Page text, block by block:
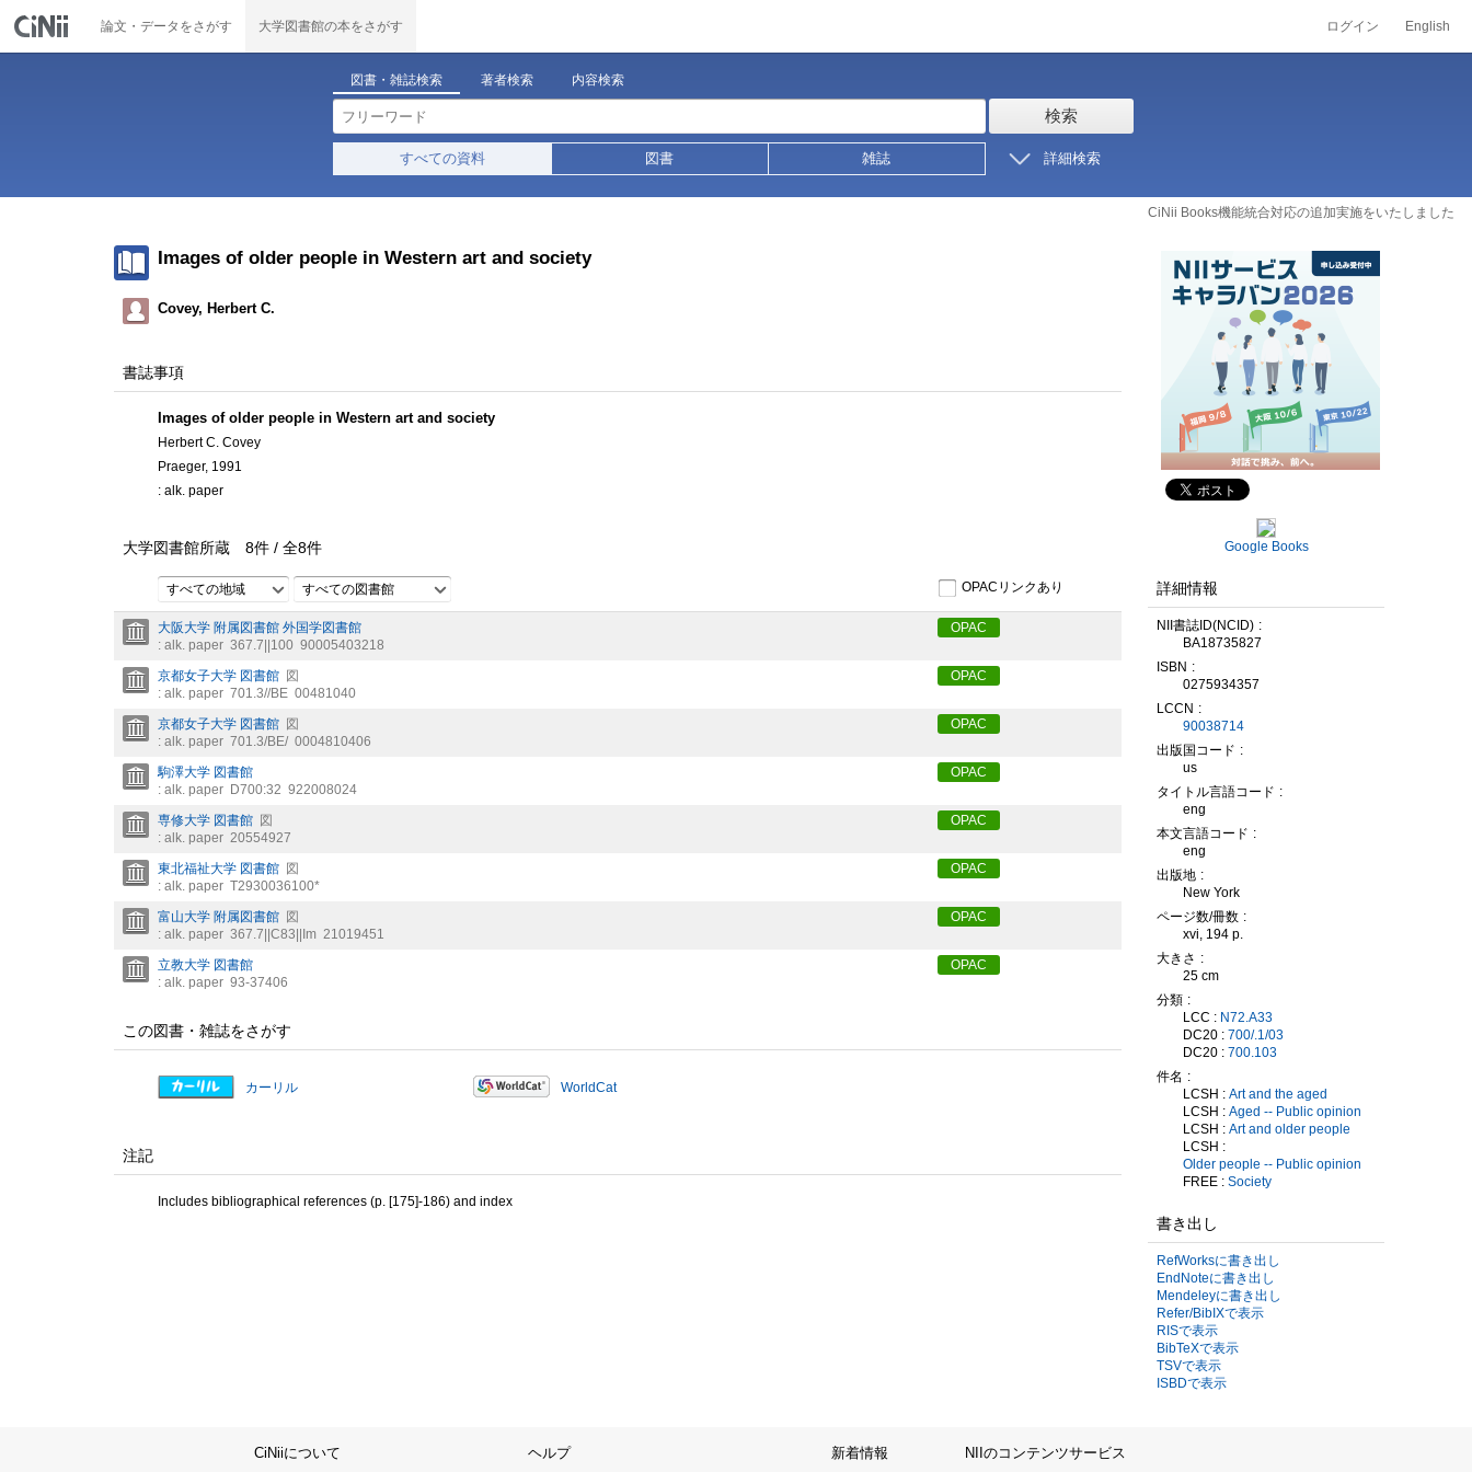
論文・データをさがす 大学図書館の本をさがす ログイン English
図書・雑誌検索 著者検索 内容検索
検索
すべての資料 図書 雑誌 詳細検索
CiNii Books機能統合対応の追加実施をいたしました
Images of older people in Western art and society
Covey, Herbert C.
書誌事項
Images of older people in Western art and society
Herbert C. Covey
Praeger, 1991
: alk. paper
大学図書館所蔵 8件 / 全8件
すべての地域 すべての図書館 OPACリンクあり
大阪大学 附属図書館 外国学図書館
: alk. paper 367.7||100 90005403218
OPAC
京都女子大学 図書館 図
: alk. paper 701.3//BE 00481040
OPAC
京都女子大学 図書館 図
: alk. paper 701.3/BE/ 0004810406
OPAC
駒澤大学 図書館
: alk. paper D700:32 922008024
OPAC
専修大学 図書館 図
: alk. paper 20554927
OPAC
東北福祉大学 図書館 図
: alk. paper T2930036100*
OPAC
富山大学 附属図書館 図
: alk. paper 367.7||C83||Im 21019451
OPAC
立教大学 図書館
: alk. paper 93-37406
OPAC
この図書・雑誌をさがす
カーリル WorldCat
注記
Includes bibliographical references (p. [175]-186) and index
Google Books
詳細情報
NII書誌ID(NCID)
BA18735827
ISBN
0275934357
LCCN
90038714
出版国コード
us
タイトル言語コード
eng
本文言語コード
eng
出版地
New York
ページ数/冊数
xvi, 194 p.
大きさ
25 cm
分類
LCC : N72.A33
DC20 : 700/.1/03
DC20 : 700.103
件名
LCSH : Art and the aged
LCSH : Aged -- Public opinion
LCSH : Art and older people
LCSH :
Older people -- Public opinion
FREE : Society
書き出し
RefWorksに書き出し
EndNoteに書き出し
Mendeleyに書き出し
Refer/BibIXで表示
RISで表示
BibTeXで表示
TSVで表示
ISBDで表示
CiNiiについて ヘルプ 新着情報 NIIのコンテンツサービス